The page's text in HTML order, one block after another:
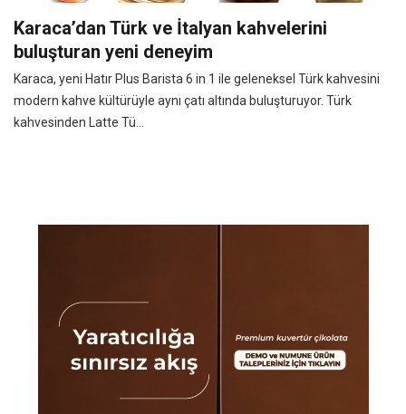
Karaca’dan Türk ve İtalyan kahvelerini
buluşturan yeni deneyim
Karaca, yeni Hatır Plus Barista 6 in 1 ile geleneksel Türk kahvesini
modern kahve kültürüyle aynı çatı altında buluşturuyor. Türk
kahvesinden Latte Tü...